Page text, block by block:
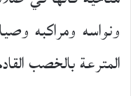
ونواسه ومراكبه
المترعة بالخصب